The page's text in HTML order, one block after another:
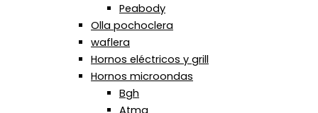
Peabody
Olla pochoclera
waflera
Hornos eléctricos y grill
Hornos microondas
Bgh
Atma